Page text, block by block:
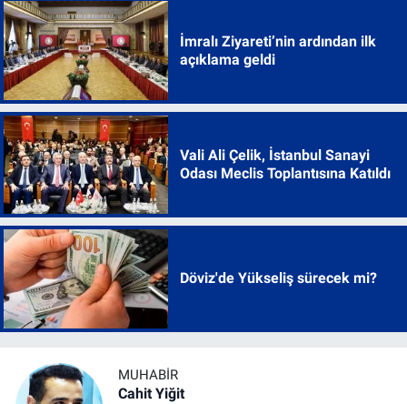
İmralı Ziyareti’nin ardından ilk
açıklama geldi
Vali Ali Çelik, İstanbul Sanayi
Odası Meclis Toplantısına Katıldı
Döviz'de Yükseliş sürecek mi?
MUHABİR
Cahit Yiğit